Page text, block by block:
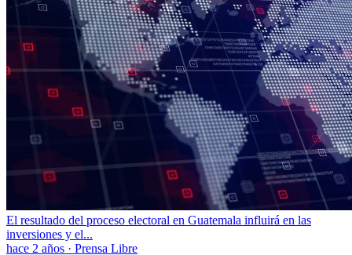
El resultado del proceso electoral en Guatemala influirá en las
inversiones y el...
hace 2 años · Prensa Libre